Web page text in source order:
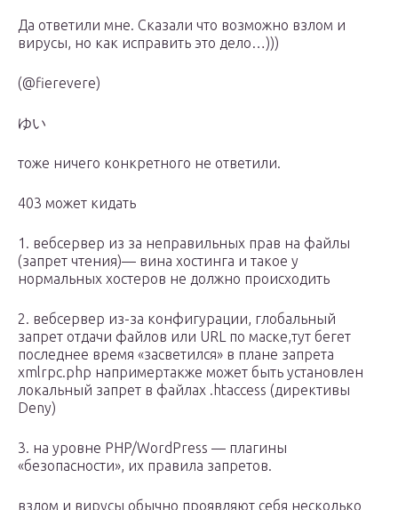
Да ответили мне. Сказали что возможно взлом и
вирусы, но как исправить это дело…)))
(@fierevere)
ゆい
тоже ничего конкретного не ответили.
403 может кидать
1. вебсервер из за неправильных прав на файлы
(запрет чтения)— вина хостинга и такое у
нормальных хостеров не должно происходить
2. вебсервер из-за конфигурации, глобальный
запрет отдачи файлов или URL по маске,тут бегет
последнее время «засветился» в плане запрета
xmlrpc.php напримертакже может быть установлен
локальный запрет в файлах .htaccess (директивы
Deny)
3. на уровне PHP/WordPress — плагины
«безопасности», их правила запретов.
взлом и вирусы обычно проявляют себя несколько